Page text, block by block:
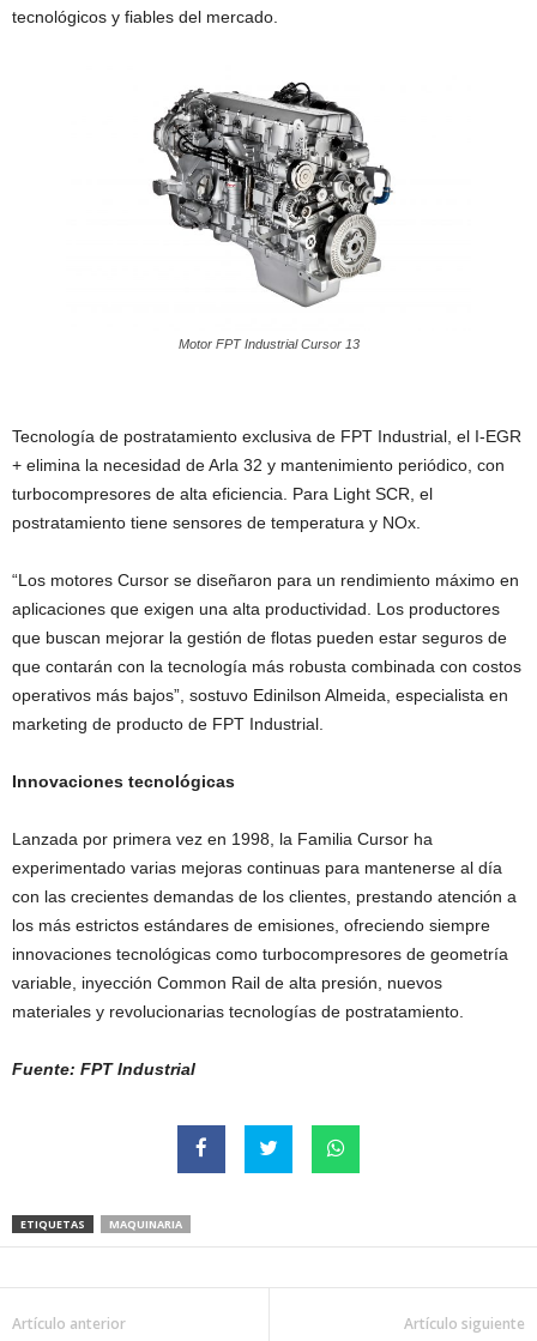
tecnológicos y fiables del mercado.
Motor FPT Industrial Cursor 13
Tecnología de postratamiento exclusiva de FPT Industrial, el I-EGR
+ elimina la necesidad de Arla 32 y mantenimiento periódico, con
turbocompresores de alta eficiencia. Para Light SCR, el
postratamiento tiene sensores de temperatura y NOx.
“Los motores Cursor se diseñaron para un rendimiento máximo en
aplicaciones que exigen una alta productividad. Los productores
que buscan mejorar la gestión de flotas pueden estar seguros de
que contarán con la tecnología más robusta combinada con costos
operativos más bajos”, sostuvo Edinilson Almeida, especialista en
marketing de producto de FPT Industrial.
Innovaciones tecnológicas
Lanzada por primera vez en 1998, la Familia Cursor ha
experimentado varias mejoras continuas para mantenerse al día
con las crecientes demandas de los clientes, prestando atención a
los más estrictos estándares de emisiones, ofreciendo siempre
innovaciones tecnológicas como turbocompresores de geometría
variable, inyección Common Rail de alta presión, nuevos
materiales y revolucionarias tecnologías de postratamiento.
Fuente: FPT Industrial
ETIQUETAS MAQUINARIA
Artículo anterior Artículo siguiente